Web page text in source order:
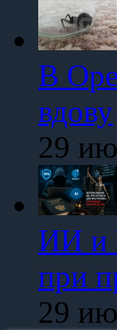
В
вдову
29
ИИ и
при
29